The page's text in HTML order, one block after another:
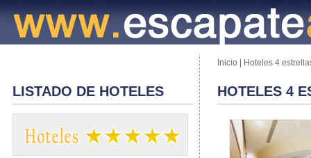
LISTADO DE HOTELES
Inicio Hoteles 4
HOTELES 4